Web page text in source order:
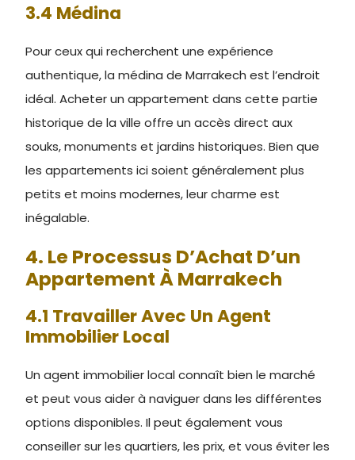
3.4 Médina
Pour ceux qui recherchent une expérience
authentique, la médina de Marrakech est l’endroit
idéal. Acheter un appartement dans cette partie
historique de la ville offre un accès direct aux
souks, monuments et jardins historiques. Bien que
les appartements ici soient généralement plus
petits et moins modernes, leur charme est
inégalable.
4. Le Processus D’Achat D’un
Appartement À Marrakech
4.1 Travailler Avec Un Agent
Immobilier Local
Un agent immobilier local connaît bien le marché
et peut vous aider à naviguer dans les différentes
options disponibles. Il peut également vous
conseiller sur les quartiers, les prix, et vous éviter les